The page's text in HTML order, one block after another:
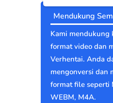
Mendukung
Kami mendukung
format video dan
Verhentai. Anda
mengonversi dan
format file seperti
WEBM, M4A.